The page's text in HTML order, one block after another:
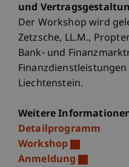
und
Der Workshop wird
Zetzsche, LL.M.,
Bank- und
Liechtenstein.
Weitere
Detailprogramm
Workshop
Anmeldung